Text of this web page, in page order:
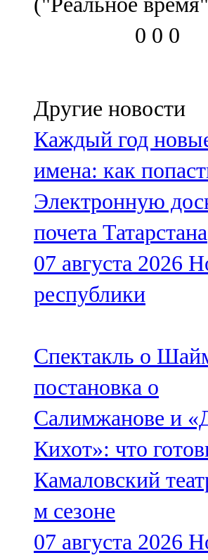
0 0 0
Другие новости
Каждый год
имена: как
Электронную
почета Татарстана
07 августа 2026
республики
Спектакль о
постановка о
Салимжанове и
Кихот»: что
Камаловский
м сезоне
07 августа 2026